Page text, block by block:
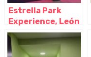
Estrella Park
Experience, León
– Castilla y León